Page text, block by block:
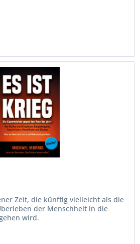
Zeit, die künftig vielleicht als die
der Menschheit in die
wird.